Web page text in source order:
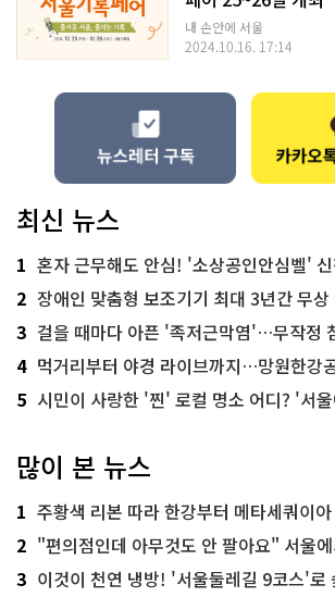
내 손안에 서울
2024.10.16. 17:14
최신 뉴스
1 혼자 근무해도 안심! '소상공인안심벨'
2 장애인 맞춤형 보조기기 최대 3년간 무상 대
3 걸을 때마다 아픈 '족저근막염'…무작정 참지 말
4 먹거리부터 야경 라이브까지…망원한강
5 시민이 사랑한 '찐' 로컬 명소 어디? '서울에
많이 본 뉴스
1 주황색 리본 따라 한강부터 메타세쿼이아 숲길까
2 "편의점인데 아무것도 안 팔아요" 서울에서 가장 특
3 이것이 천연 냉방! '서울둘레길 9코스'로